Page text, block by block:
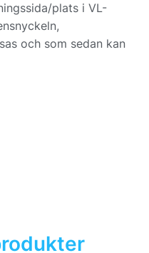
plats i VL-
och som sedan kan